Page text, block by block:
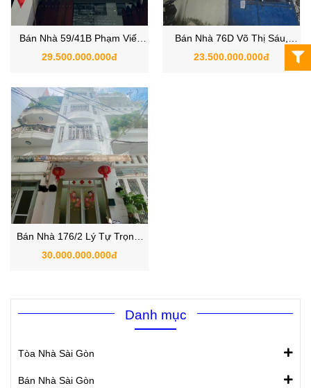
Bán Nhà 59/41B Phạm Viết
Chánh, Phường Cầu Ông
29.500.000.000đ
Bán Nhà 76D Võ Thị Sáu,
Phường Tân Định, Quận 1
23.500.000.000đ
Bán Nhà 176/2 Lý Tự Trọng,
Phường Bến Thành, Quận 1,
30.000.000.000đ
Danh mục
Tòa Nhà Sài Gòn
Bán Nhà Sài Gòn